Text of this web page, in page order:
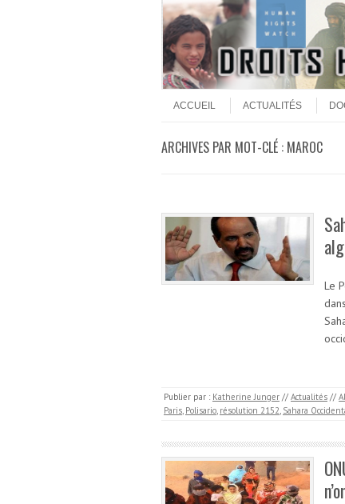
Menu
ACCUEIL
ACTUALITÉS
ARCHIVES PAR MOT-CLÉ : MAROC
Le
Publier par : Katherine Junger // Actualités //
Paris, Polisario, résolution 2152, Sahara